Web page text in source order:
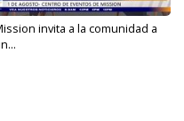
invita a la comunidad a